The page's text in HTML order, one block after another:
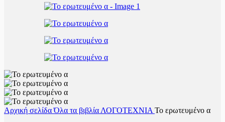
Αρχική σελίδαΌλα τα βιβλία ΛΟΓΟΤΕΧΝΙΑ Το ερωτευμένο α